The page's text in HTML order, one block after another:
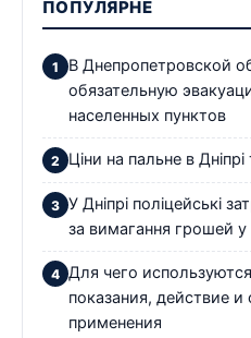
ПОПУЛЯРНЕ
В Днепропетровской
обязательную
населенных пунктов
Ціни на пальне в
У Дніпрі поліцейські
за вимагання грошей у
Для чего
показания, действие и
применения